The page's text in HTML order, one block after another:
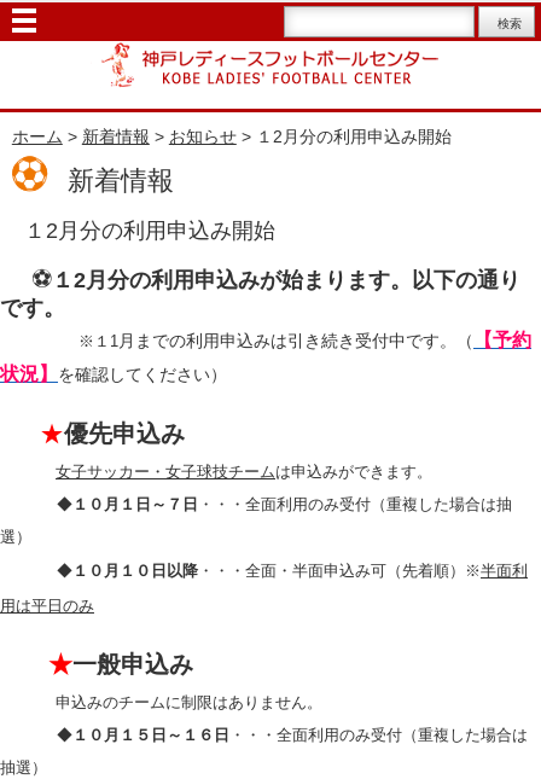
ホーム > 新着情報 > お知らせ> １2月分の利用申込み開始
新着情報
１2月分の利用申込み開始
⚽ １2月分の利用申込みが始まります。以下の通り
です。
※１1 月までの利用申込みは引き続き受付中です。（
【予約
状況】 を確認してください）
★優先申込み
女子サッカー・女子球技チームは申込みができます。
◆ １０月１日～７日 ・・・全面利用のみ受付（重複した場合は抽
選）
◆ １０月１０日以降 ・・・全面・半面申込み可 （先着順）※半面利
用は平日のみ
★一般申込み
申込みのチームに制限はありません。
◆ １０月１５日～１６日 ・・・全面利用のみ受付（重複した場合は
抽選）